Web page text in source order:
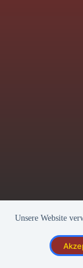
Unsere Website